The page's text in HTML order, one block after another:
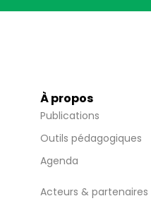
À propos
Publications
Outils pédagogiques
Agenda
Acteurs & partenaires